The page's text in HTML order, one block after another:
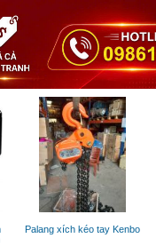
Palang xích kéo tay Kenbo